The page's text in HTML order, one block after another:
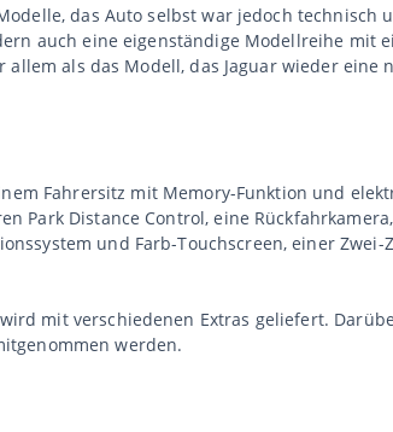
das Auto selbst war jedoch technisch
auch eine eigenständige Modellreihe mit
als das Modell, das Jaguar wieder eine
Fahrersitz mit Memory-Funktion und
Park Distance Control, eine
und Farb-Touchscreen, einer Zwei-
mit verschiedenen Extras geliefert.
werden.